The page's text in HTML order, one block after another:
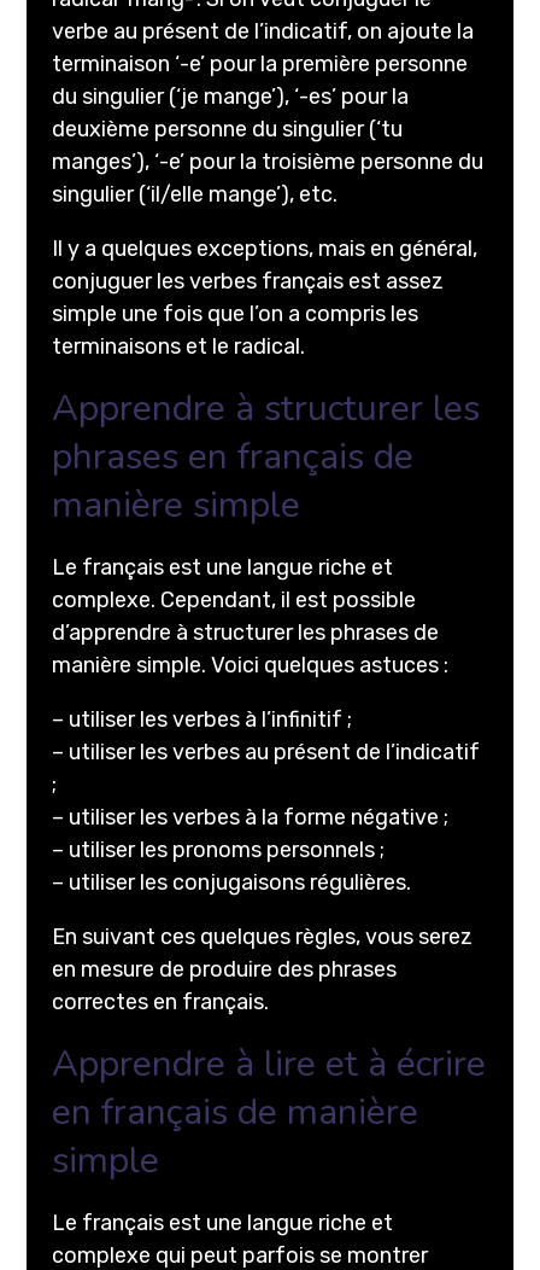
verbe au présent de l’indicatif, on ajoute la
terminaison ‘-e’ pour la première personne
du singulier (‘je mange’), ‘-es’ pour la
deuxième personne du singulier (‘tu
manges’), ‘-e’ pour la troisième personne du
singulier (‘il/elle mange’), etc.
Il y a quelques exceptions, mais en général,
conjuguer les verbes français est assez
simple une fois que l’on a compris les
terminaisons et le radical.
Apprendre à structurer les
phrases en français de
manière simple
Le français est une langue riche et
complexe. Cependant, il est possible
d’apprendre à structurer les phrases de
manière simple. Voici quelques astuces :
– utiliser les verbes à l’infinitif ;
– utiliser les verbes au présent de l’indicatif
;
– utiliser les verbes à la forme négative ;
– utiliser les pronoms personnels ;
– utiliser les conjugaisons régulières.
En suivant ces quelques règles, vous serez
en mesure de produire des phrases
correctes en français.
Apprendre à lire et à écrire
en français de manière
simple
Le français est une langue riche et
complexe qui peut parfois se montrer